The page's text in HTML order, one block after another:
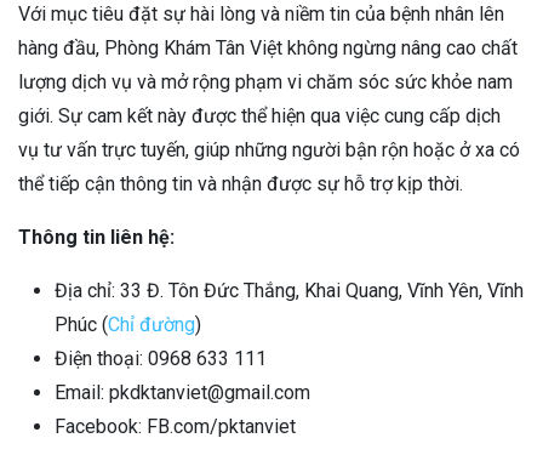
Với mục tiêu đặt sự hài lòng và niềm tin của bệnh nhân lên
hàng đầu, Phòng Khám Tân Việt không ngừng nâng cao chất
lượng dịch vụ và mở rộng phạm vi chăm sóc sức khỏe nam
giới. Sự cam kết này được thể hiện qua việc cung cấp dịch
vụ tư vấn trực tuyến, giúp những người bận rộn hoặc ở xa có
thể tiếp cận thông tin và nhận được sự hỗ trợ kịp thời.
Thông tin liên hệ:
Địa chỉ: 33 Đ. Tôn Đức Thắng, Khai Quang, Vĩnh Yên, Vĩnh
Phúc (Chỉ đường)
Điện thoại: 0968 633 111
Email: pkdktanviet@gmail.com
Facebook: FB.com/pktanviet